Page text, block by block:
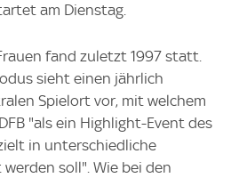
am Dienstag.
fand zuletzt 1997 statt.
sieht einen jährlich
Spielort vor, mit welchem
"als ein Highlight-Event des
in unterschiedliche
soll". Wie bei den